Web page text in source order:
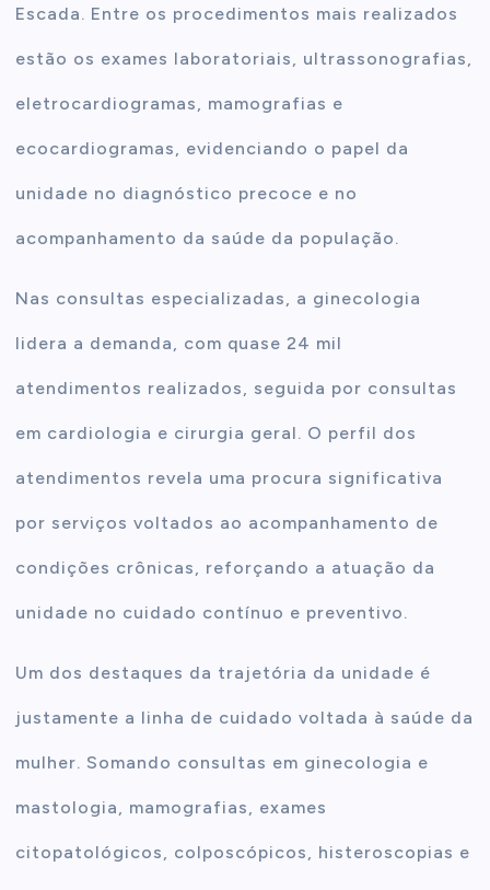
Escada. Entre os procedimentos mais realizados
estão os exames laboratoriais, ultrassonografias,
eletrocardiogramas, mamografias e
ecocardiogramas, evidenciando o papel da
unidade no diagnóstico precoce e no
acompanhamento da saúde da população.
Nas consultas especializadas, a ginecologia
lidera a demanda, com quase 24 mil
atendimentos realizados, seguida por consultas
em cardiologia e cirurgia geral. O perfil dos
atendimentos revela uma procura significativa
por serviços voltados ao acompanhamento de
condições crônicas, reforçando a atuação da
unidade no cuidado contínuo e preventivo.
Um dos destaques da trajetória da unidade é
justamente a linha de cuidado voltada à saúde da
mulher. Somando consultas em ginecologia e
mastologia, mamografias, exames
citopatológicos, colposcópicos, histeroscopias e